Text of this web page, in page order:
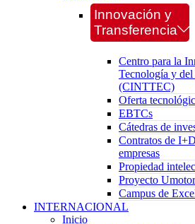
Innovación y
Transferencia
Centro para la
Tecnología y
(CINTTEC)
Oferta
EBTCs
Cátedras de
Contratos de
empresas
Propiedad
Proyecto Umotor
Campus de
INTERNACIONAL
Inicio